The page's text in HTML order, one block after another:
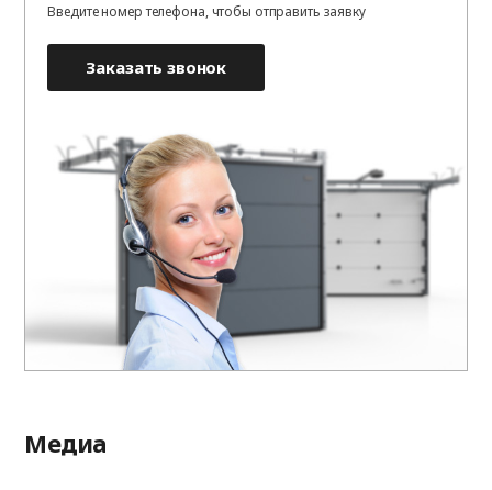
Введите номер телефона, чтобы отправить заявку
Заказать звонок
Медиа